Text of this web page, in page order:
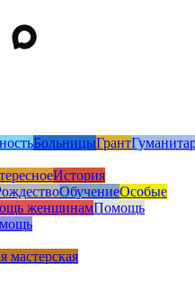
БольницыГрант
История
ОбучениеОсобые
женщинамПомощь
мастерская